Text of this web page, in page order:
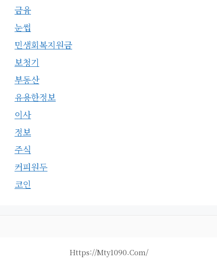
금융
눈썹
민생회복지원금
보청기
부동산
유용한정보
이사
정보
주식
커피원두
코인
Https://mty1090.com/